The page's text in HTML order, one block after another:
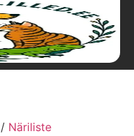
/ Näriliste